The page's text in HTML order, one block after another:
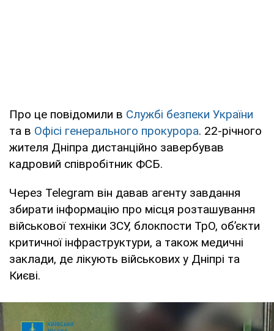
Про це повідомили в Службі безпеки України
та в Офісі генерального прокурора. 22-річного
жителя Дніпра дистанційно завербував
кадровий співробітник ФСБ.
Через Telegram він давав агенту завдання
збирати інформацію про місця розташування
військової техніки ЗСУ, блокпости ТрО, об’єкти
критичної інфраструктури, а також медичні
заклади, де лікують військових у Дніпрі та
Києві.